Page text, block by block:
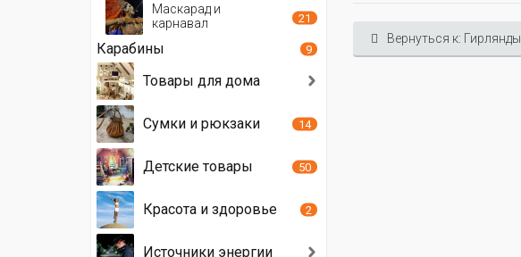
Вернуться к: Гирлянды
Маскарад и
карнавал
21
Карабины 9
Товары для дома
Сумки и рюкзаки 14
Детские товары 50
Красота и здоровье 2
Источники энергии